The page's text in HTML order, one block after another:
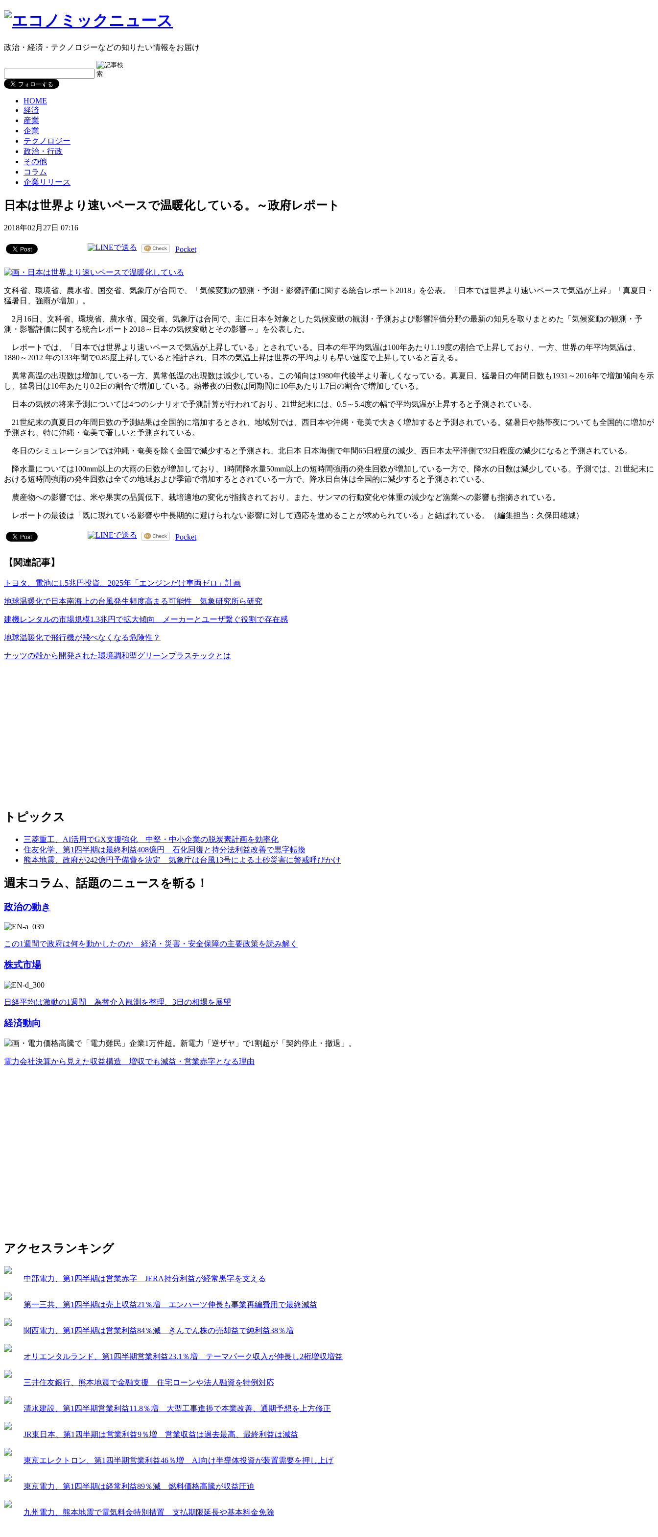
政治・経済・テクノロジーなどの知りたい情報をお届け
HOME
経済
産業
企業
テクノロジー
政治・行政
その他
コラム
企業リリース
日本は世界より速いペースで温暖化している。～政府レポート
2018年02月27日 07:16
Pocket
文科省、環境省、農水省、国交省、気象庁が合同で、「気候変動の観測・予測・影響評価に関する統合レポート2018」を公表。「日本では世界より速いペースで気温が上昇」「真夏日・
猛暑日、強雨が増加」。
2月16日、文科省、環境省、農水省、国交省、気象庁は合同で、主に日本を対象とした気候変動の観測・予測および影響評価分野の最新の知見を取りまとめた「気候変動の観測・予
測・影響評価に関する統合レポート2018～日本の気候変動とその影響～」を公表した。
レポートでは、「日本では世界より速いペースで気温が上昇している」とされている。日本の年平均気温は100年あたり1.19度の割合で上昇しており、一方、世界の年平均気温は、
1880～2012 年の133年間で0.85度上昇していると推計され、日本の気温上昇は世界の平均よりも早い速度で上昇していると言える。
異常高温の出現数は増加している一方、異常低温の出現数は減少している。この傾向は1980年代後半より著しくなっている。真夏日、猛暑日の年間日数も1931～2016年で増加傾向を示
し、猛暑日は10年あたり0.2日の割合で増加している。熱帯夜の日数は同期間に10年あたり1.7日の割合で増加している。
日本の気候の将来予測については4つのシナリオで予測計算が行われており、21世紀末には、0.5～5.4度の幅で平均気温が上昇すると予測されている。
21世紀末の真夏日の年間日数の予測結果は全国的に増加するとされ、地域別では、西日本や沖縄・奄美で大きく増加すると予測されている。猛暑日や熱帯夜についても全国的に増加が
予測され、特に沖縄・奄美で著しいと予測されている。
冬日のシミュレーションでは沖縄・奄美を除く全国で減少すると予測され、北日本 日本海側で年間65日程度の減少、西日本太平洋側で32日程度の減少になると予測されている。
降水量については100mm以上の大雨の日数が増加しており、1時間降水量50mm以上の短時間強雨の発生回数が増加している一方で、降水の日数は減少している。予測では、21世紀末に
おける短時間強雨の発生回数は全ての地域および季節で増加するとされている一方で、降水日自体は全国的に減少すると予測されている。
農産物への影響では、米や果実の品質低下、栽培適地の変化が指摘されており、また、サンマの行動変化や体重の減少など漁業への影響も指摘されている。
レポートの最後は「既に現れている影響や中長期的に避けられない影響に対して適応を進めることが求められている」と結ばれている。（編集担当：久保田雄城）
Pocket
【関連記事】
トヨタ、電池に1.5兆円投資。2025年「エンジンだけ車両ゼロ」計画
地球温暖化で日本南海上の台風発生頻度高まる可能性 気象研究所ら研究
建機レンタルの市場規模1.3兆円で拡大傾向 メーカーとユーザ繋ぐ役割で存在感
地球温暖化で飛行機が飛べなくなる危険性？
ナッツの殻から開発された環境調和型グリーンプラスチックとは
トピックス
三菱重工、AI活用でGX支援強化 中堅・中小企業の脱炭素計画を効率化
住友化学、第1四半期は最終利益408億円 石化回復と持分法利益改善で黒字転換
熊本地震、政府が242億円予備費を決定 気象庁は台風13号による土砂災害に警戒呼びかけ
週末コラム、話題のニュースを斬る！
政治の動き
この1週間で政府は何を動かしたのか 経済・災害・安全保障の主要政策を読み解く
株式市場
日経平均は激動の1週間 為替介入観測を整理、3日の相場を展望
経済動向
電力会社決算から見えた収益構造 増収でも減益・営業赤字となる理由
アクセスランキング
中部電力、第1四半期は営業赤字 JERA持分利益が経常黒字を支える
第一三共、第1四半期は売上収益21％増 エンハーツ伸長も事業再編費用で最終減益
関西電力、第1四半期は営業利益84％減 きんでん株の売却益で純利益38％増
オリエンタルランド、第1四半期営業利益23.1％増 テーマパーク収入が伸長し2桁増収増益
三井住友銀行、熊本地震で金融支援 住宅ローンや法人融資を特例対応
清水建設、第1四半期営業利益11.8％増 大型工事進捗で本業改善、通期予想を上方修正
JR東日本、第1四半期は営業利益9％増 営業収益は過去最高、最終利益は減益
東京エレクトロン、第1四半期営業利益46％増 AI向け半導体投資が装置需要を押し上げ
東京電力、第1四半期は経常利益89％減 燃料価格高騰が収益圧迫
九州電力、熊本地震で電気料金特別措置 支払期限延長や基本料金免除